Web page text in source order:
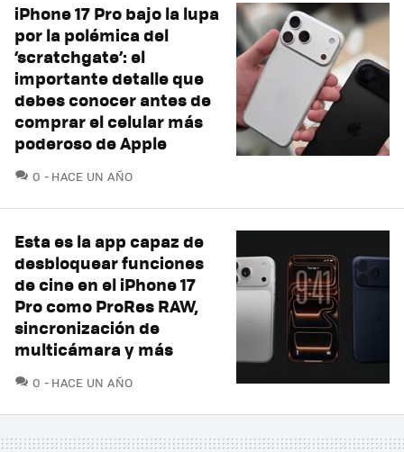
iPhone 17 Pro bajo la lupa
por la polémica del
‘scratchgate’: el
importante detalle que
debes conocer antes de
comprar el celular más
poderoso de Apple
0 COMENTARIOS
HACE UN AÑO
Esta es la app capaz de
desbloquear funciones
de cine en el iPhone 17
Pro como ProRes RAW,
sincronización de
multicámara y más
0 COMENTARIOS
HACE UN AÑO